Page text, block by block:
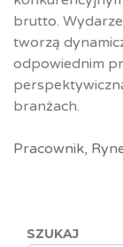
brutto.
tworzą
odpowiednim
branżach.
Pracownik,
SZUKAJ